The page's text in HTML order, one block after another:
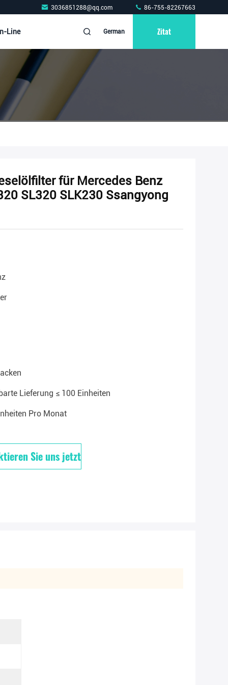
3036851288@qq.com 86-755-82267663
Line German Zitat
für Mercedes Benz
SL320 SLK230 Ssangyong
Lieferung ≤ 100 Einheiten
Pro Monat
Sie uns jetzt